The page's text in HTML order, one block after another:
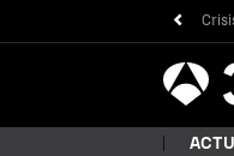
Antena
3